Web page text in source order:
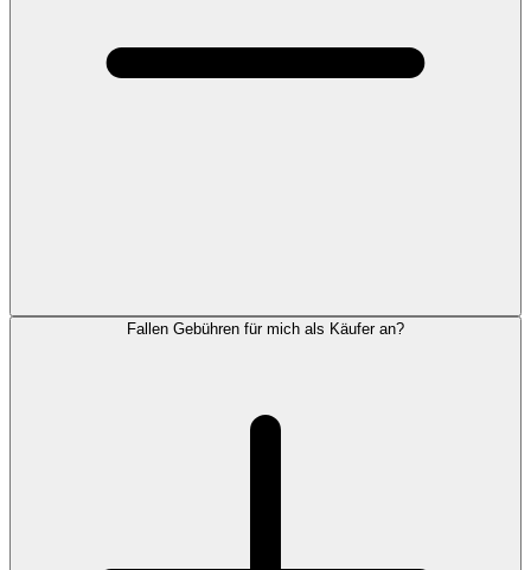
Fallen Gebühren für mich als Käufer an?